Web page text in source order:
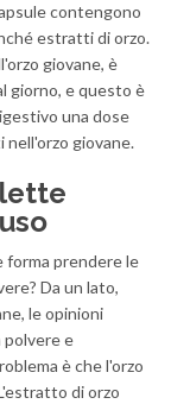
contengono
estratti di orzo.
giovane, è
giorno, e questo è
una dose
giovane.
forma prendere le
Da un lato,
le opinioni
polvere e
è che l'orzo
di orzo